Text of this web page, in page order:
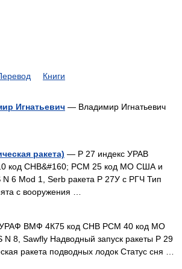
Книги
Игнатьевич — Владимир Игнатьевич
ракета) — Р 27 индекс УРАВ
код СНВ&#160; РСМ 25 код МО США и
6 Mod 1, Serb ракета Р 27У с РГЧ Тип
с вооружения …
ВМФ 4К75 код СНВ РСМ 40 код МО
8, Sawfly Надводный запуск ракеты Р 29
ракета подводных лодок Статус сня …